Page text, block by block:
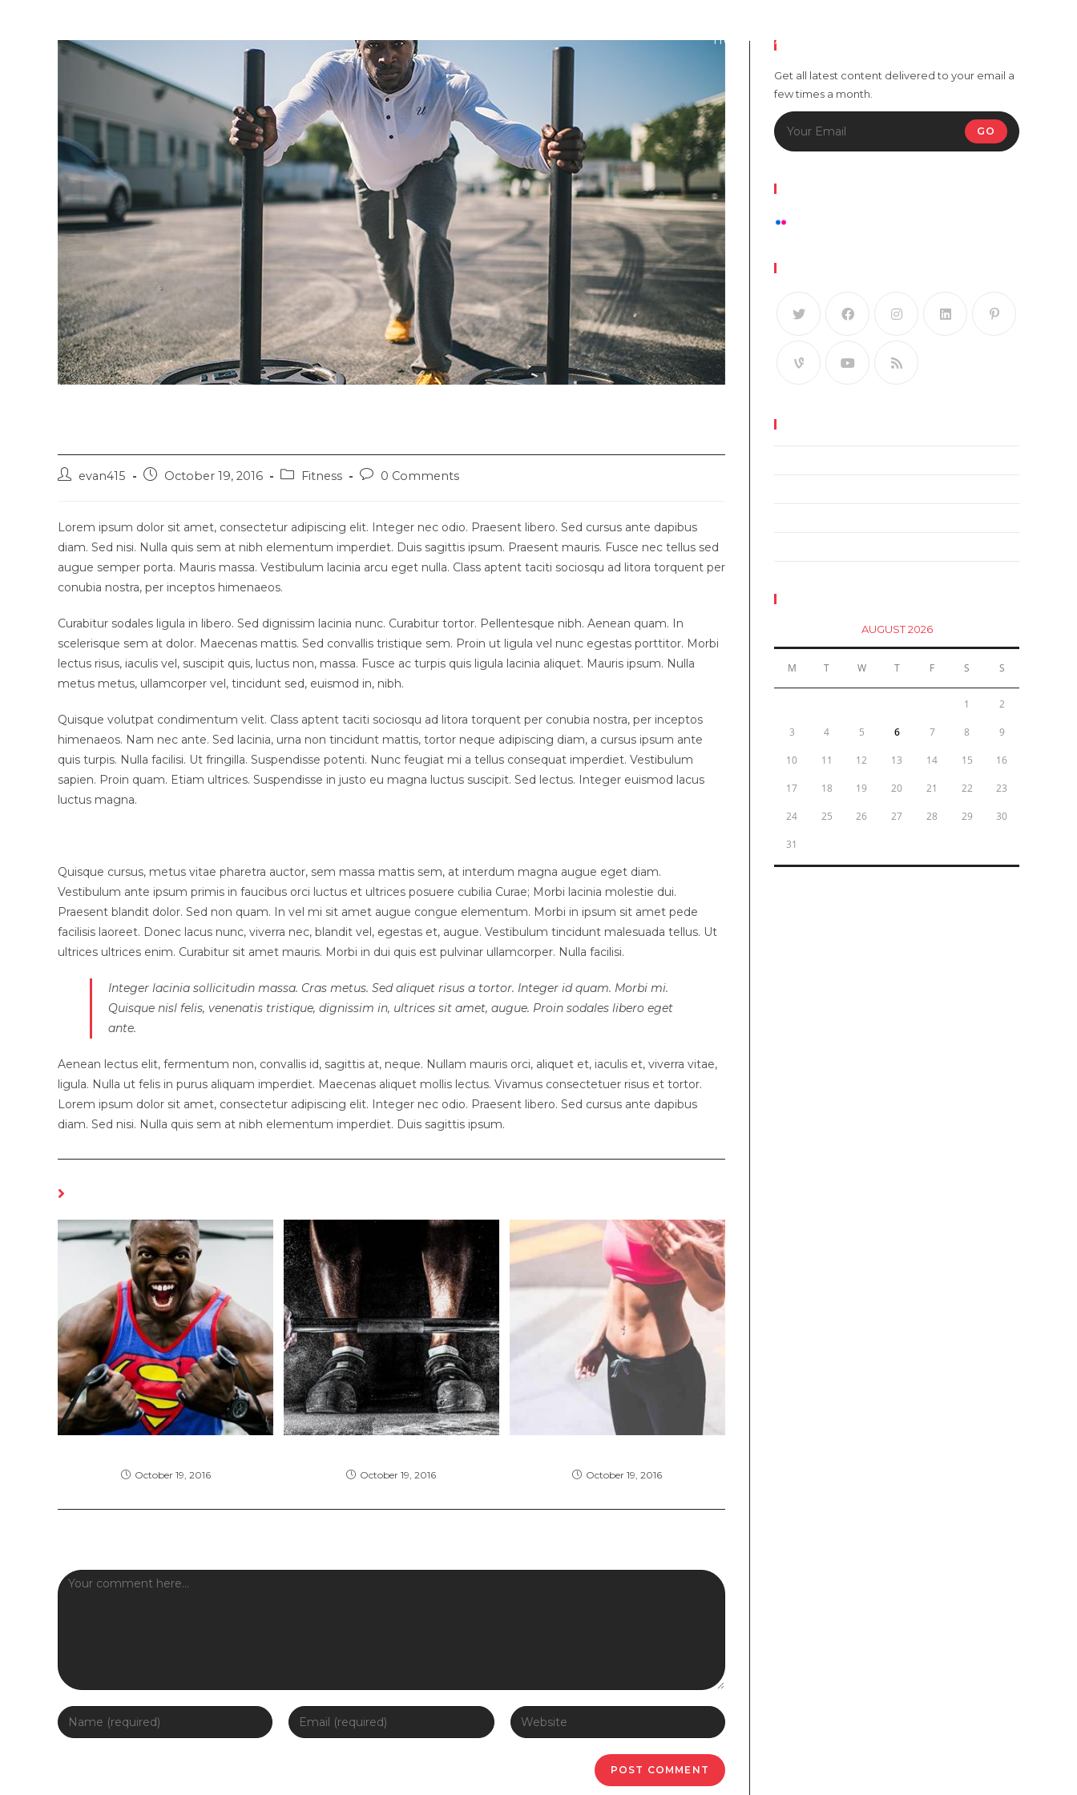
Home About
evan415 October 19, 2016 Fitness 0 Comments
Lorem ipsum dolor sit amet, consectetur adipiscing elit. Integer nec odio. Praesent libero. Sed cursus ante dapibus
diam. Sed nisi. Nulla quis sem at nibh elementum imperdiet. Duis sagittis ipsum. Praesent mauris. Fusce nec tellus sed
augue semper porta. Mauris massa. Vestibulum lacinia arcu eget nulla. Class aptent taciti sociosqu ad litora torquent per
conubia nostra, per inceptos himenaeos.
Curabitur sodales ligula in libero. Sed dignissim lacinia nunc. Curabitur tortor. Pellentesque nibh. Aenean quam. In
scelerisque sem at dolor. Maecenas mattis. Sed convallis tristique sem. Proin ut ligula vel nunc egestas porttitor. Morbi
lectus risus, iaculis vel, suscipit quis, luctus non, massa. Fusce ac turpis quis ligula lacinia aliquet. Mauris ipsum. Nulla
metus metus, ullamcorper vel, tincidunt sed, euismod in, nibh.
Quisque volutpat condimentum velit. Class aptent taciti sociosqu ad litora torquent per conubia nostra, per inceptos
himenaeos. Nam nec ante. Sed lacinia, urna non tincidunt mattis, tortor neque adipiscing diam, a cursus ipsum ante
quis turpis. Nulla facilisi. Ut fringilla. Suspendisse potenti. Nunc feugiat mi a tellus consequat imperdiet. Vestibulum
sapien. Proin quam. Etiam ultrices. Suspendisse in justo eu magna luctus suscipit. Sed lectus. Integer euismod lacus
luctus magna.
Quisque cursus, metus vitae pharetra auctor, sem massa mattis sem, at interdum magna augue eget diam.
Vestibulum ante ipsum primis in faucibus orci luctus et ultrices posuere cubilia Curae; Morbi lacinia molestie dui.
Praesent blandit dolor. Sed non quam. In vel mi sit amet augue congue elementum. Morbi in ipsum sit amet pede
facilisis laoreet. Donec lacus nunc, viverra nec, blandit vel, egestas et, augue. Vestibulum tincidunt malesuada tellus. Ut
ultrices ultrices enim. Curabitur sit amet mauris. Morbi in dui quis est pulvinar ullamcorper. Nulla facilisi.
Integer lacinia sollicitudin massa. Cras metus. Sed aliquet risus a tortor. Integer id quam. Morbi mi.
Quisque nisl felis, venenatis tristique, dignissim in, ultrices sit amet, augue. Proin sodales libero eget
ante.
Aenean lectus elit, fermentum non, convallis id, sagittis at, neque. Nullam mauris orci, aliquet et, iaculis et, viverra vitae,
ligula. Nulla ut felis in purus aliquam imperdiet. Maecenas aliquet mollis lectus. Vivamus consectetuer risus et tortor.
Lorem ipsum dolor sit amet, consectetur adipiscing elit. Integer nec odio. Praesent libero. Sed cursus ante dapibus
diam. Sed nisi. Nulla quis sem at nibh elementum imperdiet. Duis sagittis ipsum.
October 19, 2016 October 19, 2016 October 19, 2016
Get all latest content delivered to your email a
few times a month.
GO
AUGUST 2026
M T W T F S S
1 2
3 4 5 6 7 8 9
10 11 12 13 14 15 16
17 18 19 20 21 22 23
24 25 26 27 28 29 30
31